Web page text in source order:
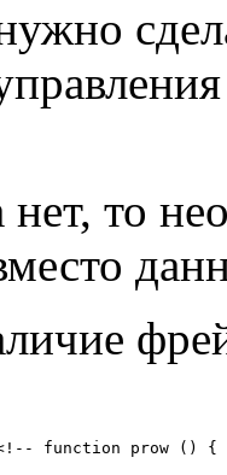
то
<!-- function prow